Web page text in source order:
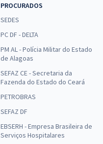
PROCURADOS
SEDES
PC DF - DELTA
PM AL - Polícia Militar do Estado
de Alagoas
SEFAZ CE - Secretaria da
Fazenda do Estado do Ceará
PETROBRAS
SEFAZ DF
EBSERH - Empresa Brasileira de
Serviços Hospitalares